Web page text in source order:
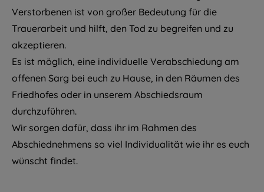
Verstorbenen ist von großer Bedeutung für die
Trauerarbeit und hilft, den Tod zu begreifen und zu
akzeptieren.
Es ist möglich, eine individuelle Verabschiedung am
offenen Sarg bei euch zu Hause, in den Räumen des
Friedhofes oder in unserem Abschiedsraum
durchzuführen.
Wir sorgen dafür, dass ihr im Rahmen des
Abschiednehmens so viel Individualität wie ihr es euch
wünscht findet.